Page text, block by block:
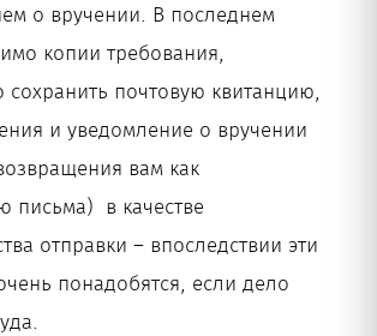
о вручении. В последнем
копии требования,
сохранить почтовую квитанцию,
и уведомление о вручении
вам как
письма) в качестве
отправки – впоследствии эти
понадобятся, если дело